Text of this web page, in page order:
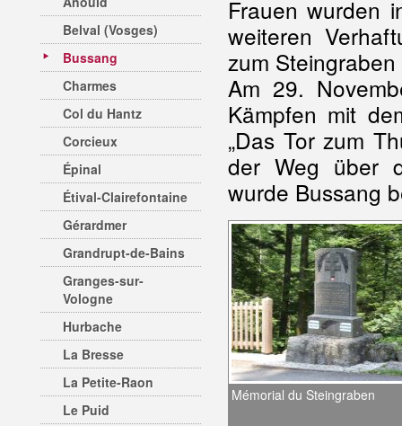
Belval (Vosges)
Bussang
Charmes
Col du Hantz
Corcieux
Épinal
Étival-Clairefontaine
Gérardmer
Grandrupt-de-Bains
Granges-sur-
Vologne
Hurbache
La Bresse
La Petite-Raon
Le Puid
Frauen wurden
weiteren
zum
Am 29.
Kämpfen mit
„Das Tor zum
der Weg über
wurde Bussang
Mémorial du Steingraben